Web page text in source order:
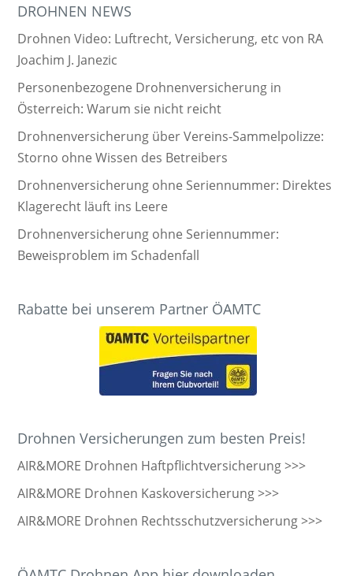
DROHNEN NEWS
Drohnen Video: Luftrecht, Versicherung, etc von RA
Joachim J. Janezic
Personenbezogene Drohnenversicherung in
Österreich: Warum sie nicht reicht
Drohnenversicherung über Vereins-Sammelpolizze:
Storno ohne Wissen des Betreibers
Drohnenversicherung ohne Seriennummer: Direktes
Klagerecht läuft ins Leere
Drohnenversicherung ohne Seriennummer:
Beweisproblem im Schadenfall
Rabatte bei unserem Partner ÖAMTC
Drohnen Versicherungen zum besten Preis!
AIR&MORE Drohnen Haftpflichtversicherung >>>
AIR&MORE Drohnen Kaskoversicherung >>>
AIR&MORE Drohnen Rechtsschutzversicherung >>>